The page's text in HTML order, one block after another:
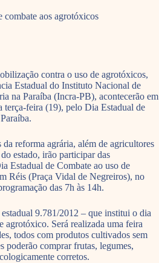
combate aos agrotóxicos
contra o uso de agrotóxicos,
Estadual do Instituto Nacional de
na Paraíba (Incra-PB), acontecerão em
terça-feira (19), pelo Dia Estadual de
da reforma agrária, além de agricultores
estado, irão participar das
Estadual de Combate ao uso de
Réis (Praça Vidal de Negreiros), no
das 7h às 14h.
9.781/2012 – que institui o dia
agrotóxico. Será realizada uma feira
todos com produtos cultivados sem
poderão comprar frutas, legumes,
corretos.